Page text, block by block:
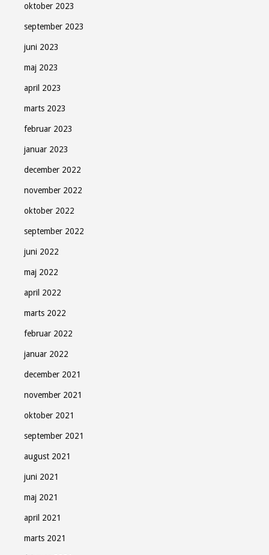
oktober 2023
september 2023
juni 2023
maj 2023
april 2023
marts 2023
februar 2023
januar 2023
december 2022
november 2022
oktober 2022
september 2022
juni 2022
maj 2022
april 2022
marts 2022
februar 2022
januar 2022
december 2021
november 2021
oktober 2021
september 2021
august 2021
juni 2021
maj 2021
april 2021
marts 2021